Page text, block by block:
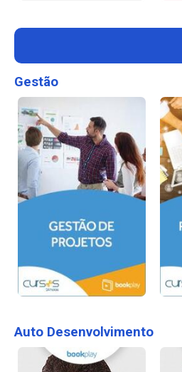
Gestão
Auto Desenvolvimento